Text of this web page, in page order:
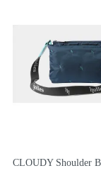
CLOUDY Shoulder